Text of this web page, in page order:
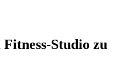
Studio zu